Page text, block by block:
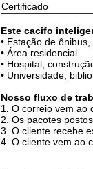
Certificado
Este cacifo
• Estação de
• Área residencial
• Hospital,
• Universidade,
Nosso fluxo de
1. O correio vem ao
2. Os pacotes
3. O cliente recebe
4. O cliente vem ao